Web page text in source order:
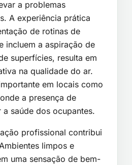
a problemas
A experiência prática
de rotinas de
incluem a aspiração de
superfícies, resulta em
na qualidade do ar.
em locais como
a presença de
saúde dos ocupantes.
profissional contribui
limpos e
uma sensação de bem-